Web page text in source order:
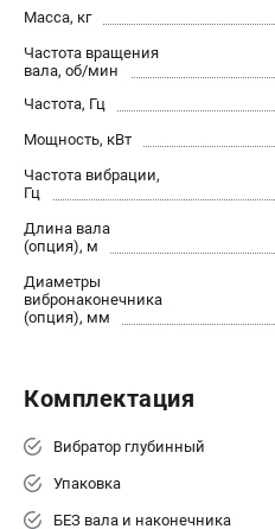
Юридическим лицам
Бонусная программа
Способы оплаты
КАТАЛОГ
Аккумуляторная техника
Генераторы электричества
Двигатели
Запасные части
Принадлежности и акссесуары
Садовая техника
Средства защиты
Масса, кг
Частота вращения
вала, об/мин
Частота, Гц
Мощность, кВт
Частота вибрации,
Гц
Длина вала
(опция), м
Диаметры
вибронаконечника
(опция), мм
Комплектация
Вибратор глубинный
Упаковка
БЕЗ вала и наконечника